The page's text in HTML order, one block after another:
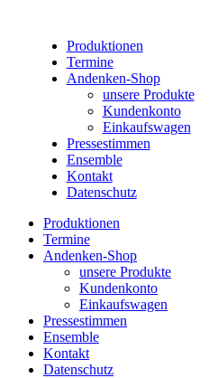
Produktionen
Termine
Andenken-Shop
unsere Produkte
Kundenkonto
Einkaufswagen
Pressestimmen
Ensemble
Kontakt
Datenschutz
Produktionen
Termine
Andenken-Shop
unsere Produkte
Kundenkonto
Einkaufswagen
Pressestimmen
Ensemble
Kontakt
Datenschutz